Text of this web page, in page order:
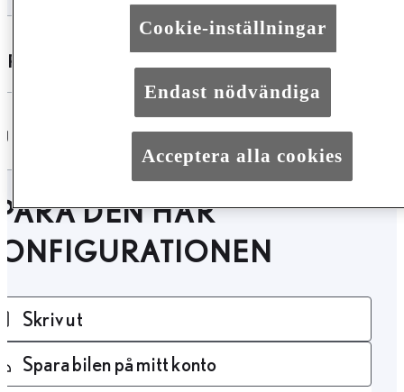
DEN HÄR
Skriv ut
Spara bilen på mitt konto
Cookie-inställningar
Endast nödvändiga
Acceptera alla cookies